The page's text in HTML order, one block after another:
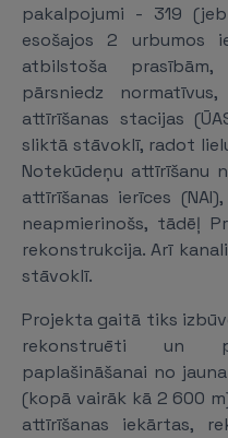
pakalpojumi - 319
esošajos 2 urbumos
atbilstoša
pārsniedz
attīrīšanas stacijas
sliktā stāvoklī, radot
Notekūdeņu attīrīšanu
attīrīšanas ierīces
neapmierinošs, tādēļ
rekonstrukcija. Arī
stāvoklī.
Projekta gaitā tiks
rekonstruēti un
paplašināšanai no
(kopā vairāk kā 2 600
attīrīšanas iekārtas,